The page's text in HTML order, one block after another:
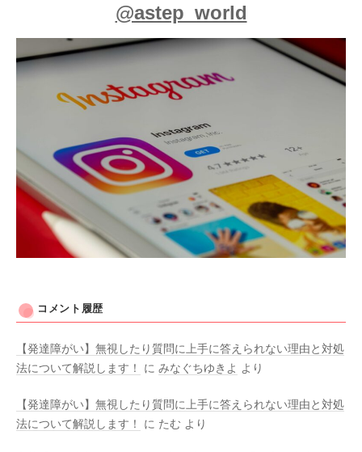
@astep_world
コメント履歴
【発達障がい】無視したり質問に上手に答えられない理由と対処
法について解説します！
に みなぐちゆきよ より
【発達障がい】無視したり質問に上手に答えられない理由と対処
法について解説します！
に たむ より